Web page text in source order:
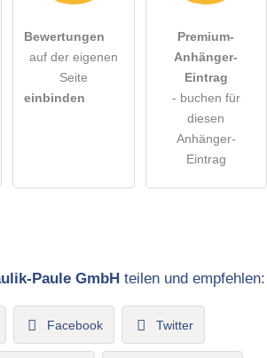
Bewertungen
auf der eigenen
Seite
einbinden
Premium-
Anhänger-
Eintrag
- buchen für
diesen
Anhänger-
Eintrag
Paule GmbHteilen und empfehlen:
Facebook Twitter